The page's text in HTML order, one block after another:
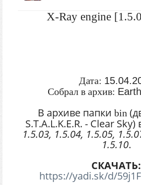
X-Ray engine
Дата:
Собрал в архив:
В архиве папки bin
S.T.A.L.K.E.R. - Clear
1.5.03, 1.5.04, 1.5.05,
1.5.10.
СКАЧАТЬ:
https://yadi.sk/d/